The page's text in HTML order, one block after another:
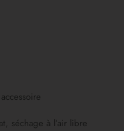
séchage à l’air libre